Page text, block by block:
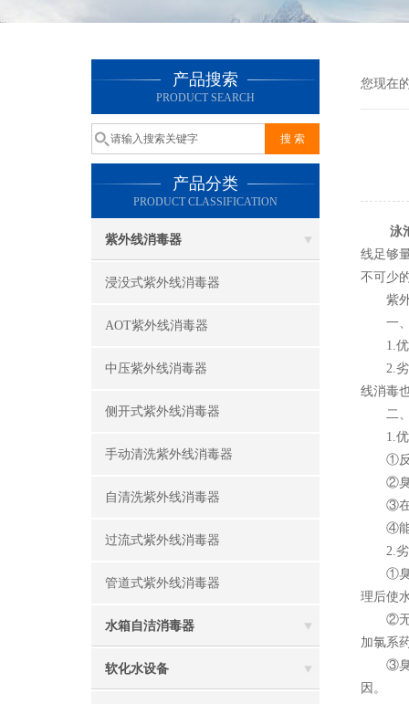
产品搜索
PRODUCT SEARCH
产品分类
PRODUCT CLASSIFICATION
紫外线消毒器
浸没式紫外线消毒器
AOT紫外线消毒器
中压紫外线消毒器
侧开式紫外线消毒器
手动清洗紫外线消毒器
自清洗紫外线消毒器
过流式紫外线消毒器
管道式紫外线消毒器
水箱自洁消毒器
软化水设备
您现在
泳
线足够
不可少
紫外
一、
1.优：
2.劣：
线消毒
二、
1.优
①反应
②臭氧
③在水
④能破
2.劣
①臭氧
理后使
②无持
加氯系
③臭氧
因。